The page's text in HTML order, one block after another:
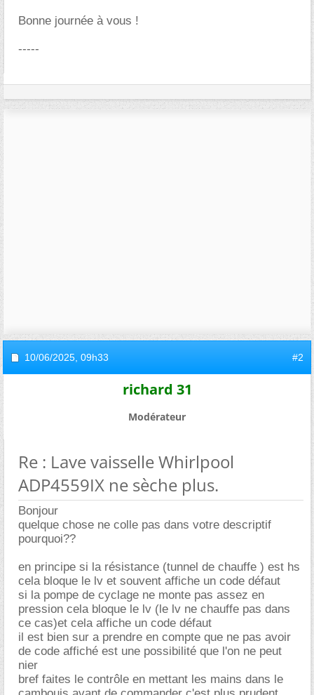
Bonne journée à vous !
-----
10/06/2025, 09h33 #2
richard 31
Modérateur
Re : Lave vaisselle Whirlpool
ADP4559IX ne sèche plus.
Bonjour
quelque chose ne colle pas dans votre descriptif
pourquoi??
en principe si la résistance (tunnel de chauffe ) est hs
cela bloque le lv et souvent affiche un code défaut
si la pompe de cyclage ne monte pas assez en
pression cela bloque le lv (le lv ne chauffe pas dans
ce cas)et cela affiche un code défaut
il est bien sur a prendre en compte que ne pas avoir
de code affiché est une possibilité que l'on ne peut
nier
bref faites le contrôle en mettant les mains dans le